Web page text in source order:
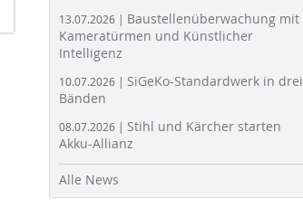
13.07.2026 | Baustellenüberwachung mit
Kameratürmen und Künstlicher
Intelligenz
10.07.2026 | SiGeKo-Standardwerk in drei
Bänden
08.07.2026 | Stihl und Kärcher starten
Akku-Allianz
Alle News